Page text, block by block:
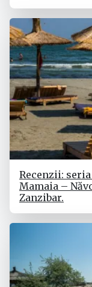
Recenzii:
Mamaia –
Zanzibar.